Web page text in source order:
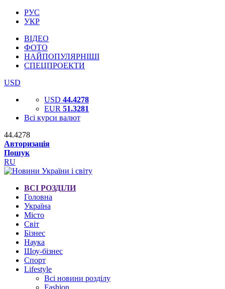
РУС
УКР
ВІДЕО
ФОТО
НАЙПОПУЛЯРНІШІ
СПЕЦПРОЕКТИ
USD
USD 44.4278
EUR 51.3281
Всі курси валют
44.4278
Авторизація
Пошук
RU
ВСІ РОЗДІЛИ
Головна
Україна
Місто
Світ
Бізнес
Наука
Шоу-бізнес
Спорт
Lifestyle
Всі новини розділу
Fashion